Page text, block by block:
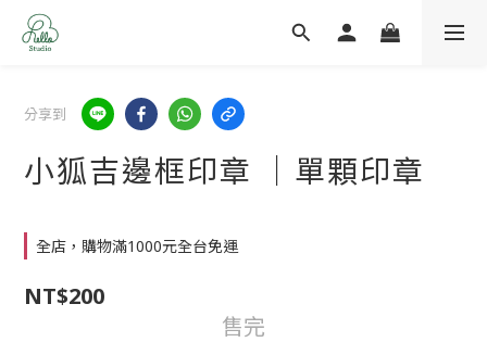
分享到
小狐吉邊框印章 ｜單顆印章
全店，購物滿1000元全台免運
NT$200
售完